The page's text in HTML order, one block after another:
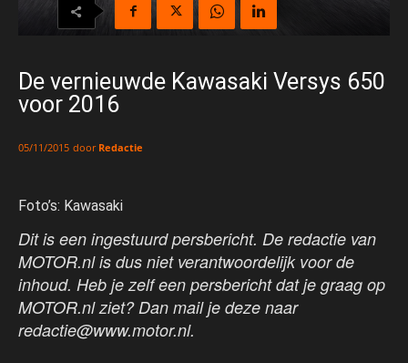
De vernieuwde Kawasaki Versys 650
voor 2016
05/11/2015 door Redactie
Foto’s: Kawasaki
Dit is een ingestuurd persbericht. De redactie van
MOTOR.nl is dus niet verantwoordelijk voor de
inhoud. Heb je zelf een persbericht dat je graag op
MOTOR.nl ziet? Dan mail je deze naar
redactie@www.motor.nl.